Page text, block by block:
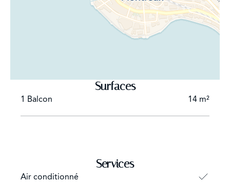
Surfaces
1 Balcon 14 m²
Services
Air conditionné